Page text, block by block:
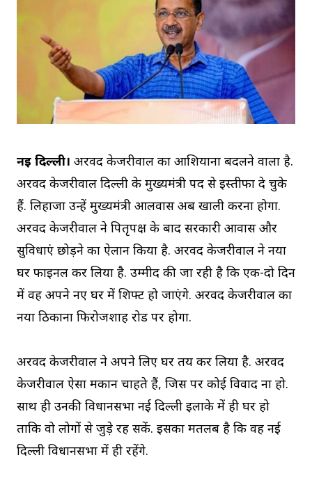
नई दिल्ली। अरविंद केजरीवाल का आशियाना बदलने वाला है.
अरविंद केजरीवाल दिल्ली के मुख्यमंत्री पद से इस्तीफा दे चुके
हैं. लिहाजा उन्हें मुख्यमंत्री आलवास अब खाली करना होगा.
अरविंद केजरीवाल ने पितृपक्ष के बाद सरकारी आवास और
सुविधाएं छोड़ने का ऐलान किया है. अरविंद केजरीवाल ने नया
घर फाइनल कर लिया है. उम्मीद की जा रही है कि एक-दो दिन
में वह अपने नए घर में शिफ्ट हो जाएंगे. अरविंद केजरीवाल का
नया ठिकाना फिरोजशाह रोड पर होगा.
अरविंद केजरीवाल ने अपने लिए घर तय कर लिया है. अरविंद
केजरीवाल ऐसा मकान चाहते हैं, जिस पर कोई विवाद ना हो.
साथ ही उनकी विधानसभा नई दिल्ली इलाके में ही घर हो
ताकि वो लोगों से जुड़े रह सकें. इसका मतलब है कि वह नई
दिल्ली विधानसभा में ही रहेंगे.